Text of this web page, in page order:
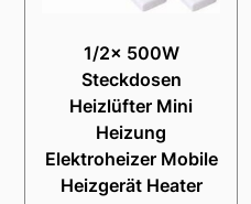
1/2x 500W
Steckdosen
Heizlüfter Mini
Heizung
Elektroheizer Mobile
Heizgerät Heater